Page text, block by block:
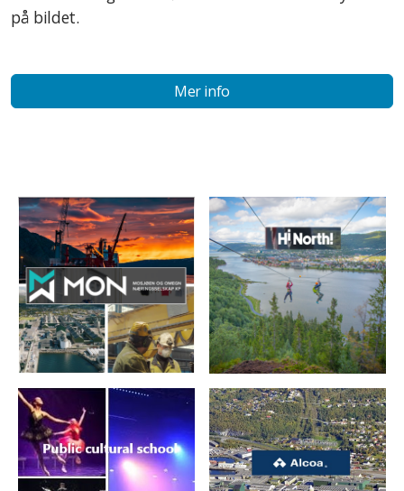
på bildet.
Mer info